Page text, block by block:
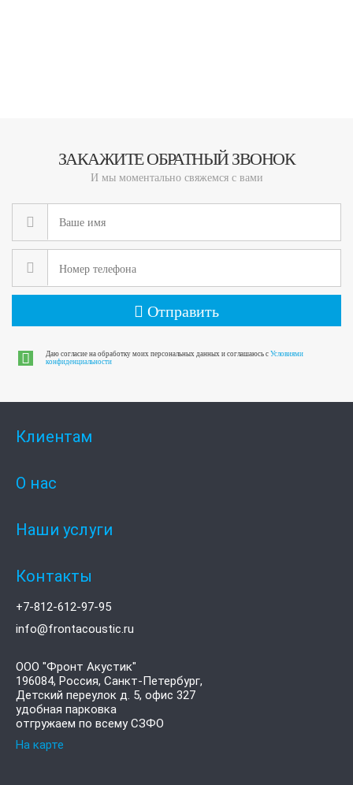
ЗАКАЖИТЕ ОБРАТНЫЙ ЗВОНОК
И мы моментально свяжемся с вами
Отправить
Даю согласие на обработку моих персональных данных и соглашаюсь с Условиями
конфиденциальности
Клиентам
О нас
Наши услуги
Контакты
+7-812-612-97-95
info@frontacoustic.ru
ООО "Фронт Акустик"
196084, Россия, Санкт-Петербург,
Детский переулок д. 5, офис 327
удобная парковка
отгружаем по всему СЗФО
На карте